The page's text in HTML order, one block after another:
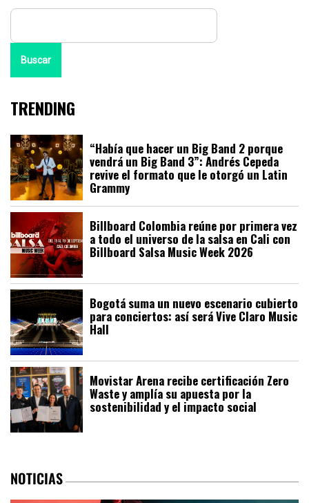
Buscar
TRENDING
“Había que hacer un Big Band 2 porque
vendrá un Big Band 3”: Andrés Cepeda
revive el formato que le otorgó un Latin
Grammy
Billboard Colombia reúne por primera vez
a todo el universo de la salsa en Cali con
Billboard Salsa Music Week 2026
Bogotá suma un nuevo escenario cubierto
para conciertos: así será Vive Claro Music
Hall
Movistar Arena recibe certificación Zero
Waste y amplía su apuesta por la
sostenibilidad y el impacto social
NOTICIAS